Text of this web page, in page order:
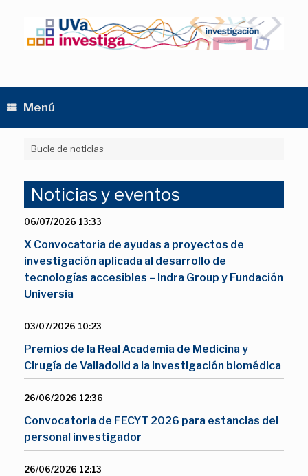
contenido
Menú
Bucle de noticias
Noticias y eventos
06/07/2026 13:33
X Convocatoria de ayudas a proyectos de
investigación aplicada al desarrollo de
tecnologías accesibles – Indra Group y Fundación
Universia
03/07/2026 10:23
Premios de la Real Academia de Medicina y
Cirugía de Valladolid a la investigación biomédica
26/06/2026 12:36
Convocatoria de FECYT 2026 para estancias del
personal investigador
26/06/2026 12:13